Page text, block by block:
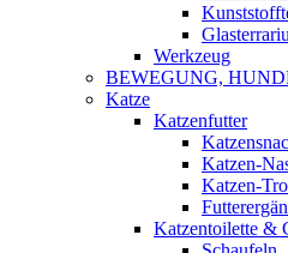
Werkzeug
BEWEGUNG,
Katze
Katzenfutter
Katzen-
Katzen-
Katzentoilette &